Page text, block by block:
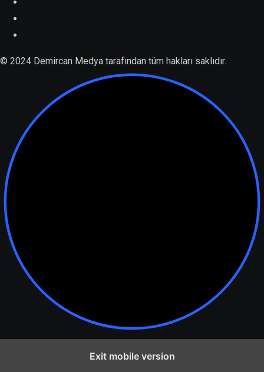
© 2024 Demircan Medya tarafından tüm hakları saklıdır.
Exit mobile version